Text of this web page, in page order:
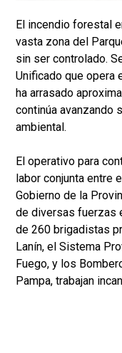
El incendio forestal
vasta zona del
sin ser controlado.
Unificado que opera
ha arrasado
continúa avanzando
ambiental.
El operativo para
labor conjunta entre
Gobierno de la
de diversas fuerzas
de 260 brigadistas
Lanín, el Sistema
Fuego, y los
Pampa, trabajan